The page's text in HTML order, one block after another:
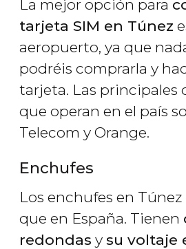
La mejor opción para
tarjeta SIM en Túnez
aeropuerto, ya que
podréis comprarla y
tarjeta. Las principales
que operan en el país
Telecom y Orange.
Enchufes
Los enchufes en
que en España. Tienen
redondas y su voltaje